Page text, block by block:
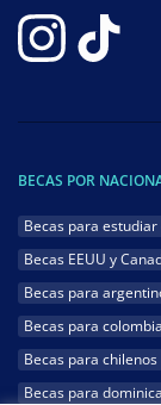
BECAS POR
Becas para estudiar
Becas EEUU y
Becas para
Becas para
Becas para chilenos
Becas para